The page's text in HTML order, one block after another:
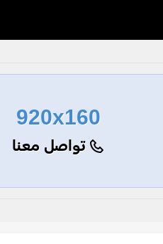
920x160
تواصل معنا